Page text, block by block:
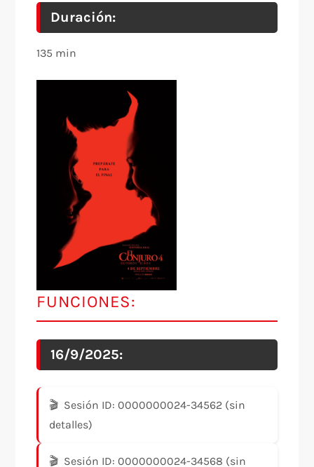
Duración:
135 min
FUNCIONES:
16/9/2025:
Sesión ID: 0000000024-34562 (sin
detalles)
Sesión ID: 0000000024-34568 (sin